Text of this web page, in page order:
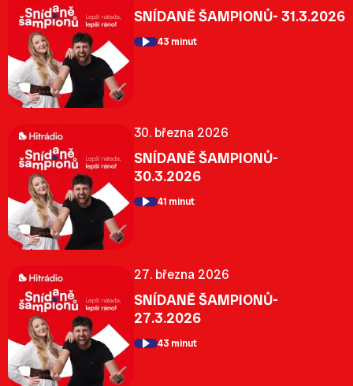
SNÍDANĚ ŠAMPIONŮ- 31.3.2026
43 minut
30. března 2026
SNÍDANĚ ŠAMPIONŮ-
30.3.2026
41 minut
27. března 2026
SNÍDANĚ ŠAMPIONŮ-
27.3.2026
43 minut